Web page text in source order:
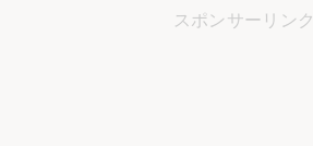
スポンサーリンク